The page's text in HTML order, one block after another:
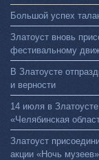
Большой успех
Златоуст вновь
фестивальному
В Златоусте
и верности
14 июля в
«Челябинская
Златоуст
акции «Ночь музеев»